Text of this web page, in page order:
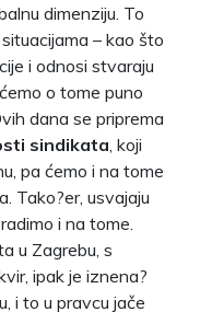
dimenziju. To
– kao što
i odnosi stvaraju
o tome puno
dana se priprema
sindikata , koji
pa ćemo i na tome
Tako?er, usvajaju
i na tome.
u Zagrebu, s
ipak je iznena?
i to u pravcu jače